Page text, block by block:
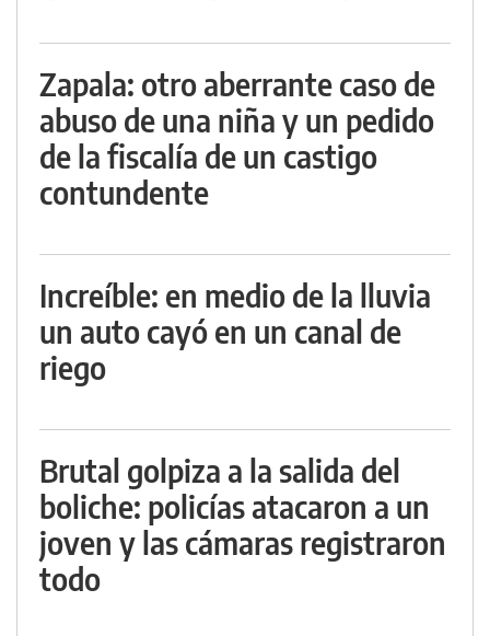
Zapala: otro aberrante caso de
abuso de una niña y un pedido
de la fiscalía de un castigo
contundente
Increíble: en medio de la lluvia
un auto cayó en un canal de
riego
Brutal golpiza a la salida del
boliche: policías atacaron a un
joven y las cámaras registraron
todo